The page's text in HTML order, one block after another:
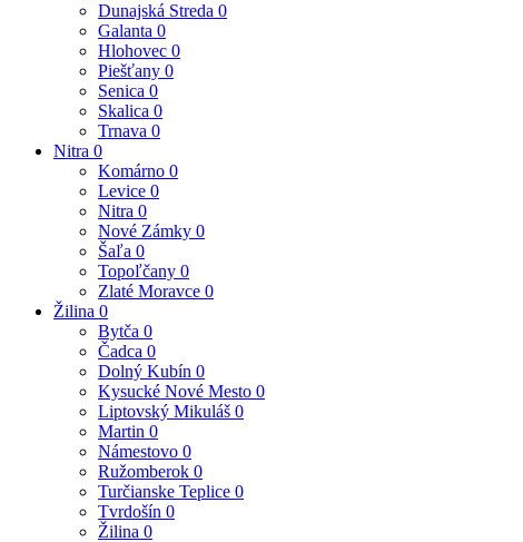
Dunajská Streda 0
Galanta 0
Hlohovec 0
Piešťany 0
Senica 0
Skalica 0
Trnava 0
Nitra 0
Komárno 0
Levice 0
Nitra 0
Nové Zámky 0
Šaľa 0
Topoľčany 0
Zlaté Moravce 0
Žilina 0
Bytča 0
Čadca 0
Dolný Kubín 0
Kysucké Nové Mesto 0
Liptovský Mikuláš 0
Martin 0
Námestovo 0
Ružomberok 0
Turčianske Teplice 0
Tvrdošín 0
Žilina 0